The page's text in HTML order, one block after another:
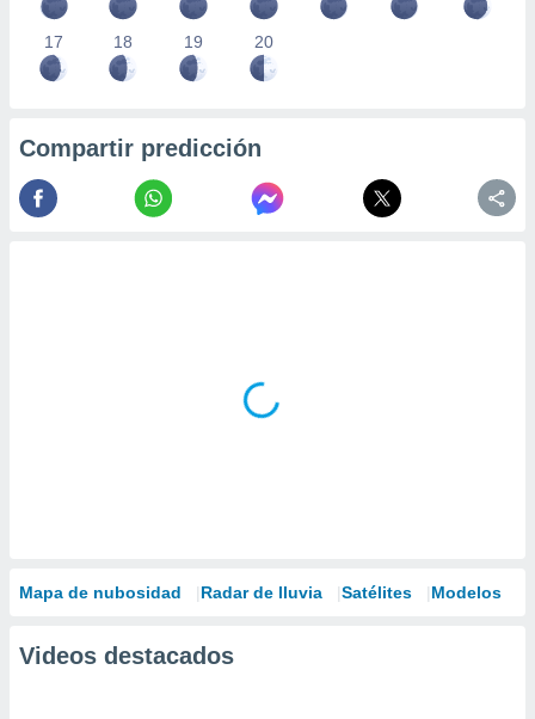
17 18 19 20
Compartir predicción
Mapa de nubosidad Radar de lluvia Satélites Modelos
Videos destacados